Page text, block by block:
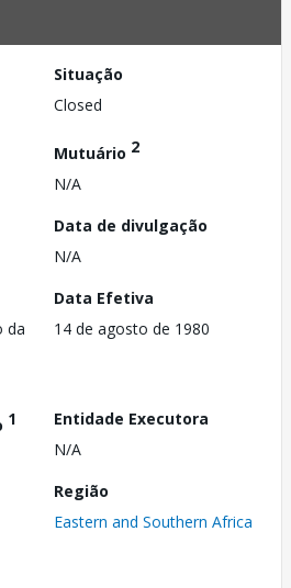
Situação
Closed
Mutuário 2
N/A
Data de divulgação
N/A
da
Data Efetiva
14 de agosto de 1980
1
Entidade Executora
N/A
Região
Eastern and Southern Africa